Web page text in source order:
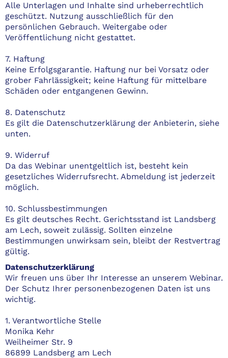
Alle Unterlagen und Inhalte sind urheberrechtlich
geschützt. Nutzung ausschließlich für den
persönlichen Gebrauch. Weitergabe oder
Veröffentlichung nicht gestattet.
7. Haftung
Keine Erfolgsgarantie. Haftung nur bei Vorsatz oder
grober Fahrlässigkeit; keine Haftung für mittelbare
Schäden oder entgangenen Gewinn.
8. Datenschutz
Es gilt die Datenschutzerklärung der Anbieterin, siehe
unten.
9. Widerruf
Da das Webinar unentgeltlich ist, besteht kein
gesetzliches Widerrufsrecht. Abmeldung ist jederzeit
möglich.
10. Schlussbestimmungen
Es gilt deutsches Recht. Gerichtsstand ist Landsberg
am Lech, soweit zulässig. Sollten einzelne
Bestimmungen unwirksam sein, bleibt der Restvertrag
gültig.
Datenschutzerklärung
Wir freuen uns über Ihr Interesse an unserem Webinar.
Der Schutz Ihrer personenbezogenen Daten ist uns
wichtig.
1. Verantwortliche Stelle
Monika Kehr
Weilheimer Str. 9
86899 Landsberg am Lech